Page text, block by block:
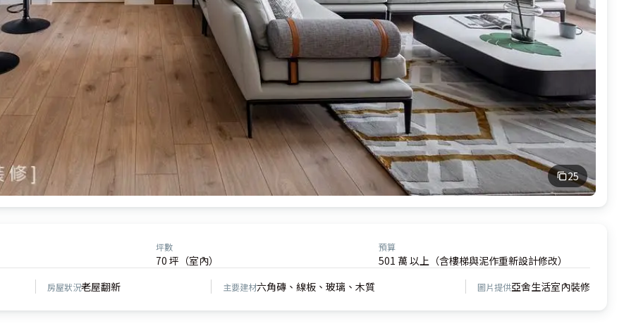
25
坪數
70 坪（室內）
預算
501 萬 以上（含樓梯與泥作重新設計修改）
房屋狀況老屋翻新 主要建材六角磚、線板、玻璃、木質 圖片提供亞舍生活室內裝修